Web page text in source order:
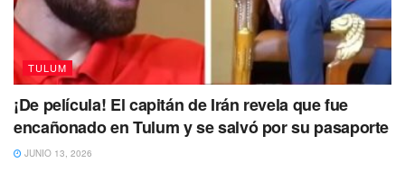
TULUM
¡De película! El capitán de Irán revela que fue
encañonado en Tulum y se salvó por su pasaporte
JUNIO 13, 2026